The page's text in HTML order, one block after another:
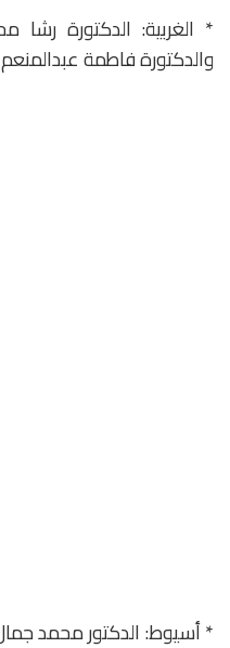
* الغربية: الدكتورة
والدكتورة فاطمة
* أسيوط: الدكتور محمد جمال